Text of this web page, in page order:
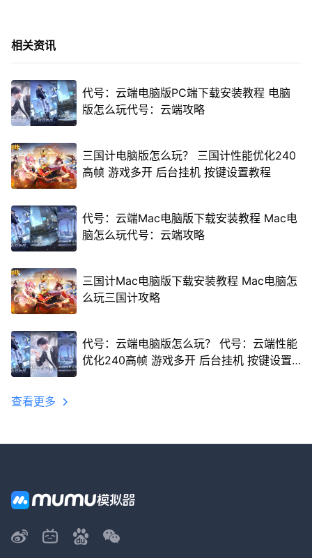
相关资讯
代号：云端电脑版PC端下载安装教程 电脑
版怎么玩代号：云端攻略
三国计电脑版怎么玩？ 三国计性能优化240
高帧 游戏多开 后台挂机 按键设置教程
代号：云端Mac电脑版下载安装教程 Mac电
脑怎么玩代号：云端攻略
三国计Mac电脑版下载安装教程 Mac电脑怎
么玩三国计攻略
代号：云端电脑版怎么玩？ 代号：云端性能
优化240高帧 游戏多开 后台挂机 按键设置
查看更多